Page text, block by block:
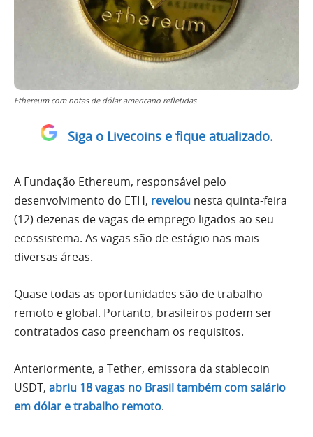
Ethereum com notas de dólar americano refletidas
Siga o Livecoins e fique atualizado.
A Fundação Ethereum, responsável pelo
desenvolvimento do ETH, revelou nesta quinta-feira
(12) dezenas de vagas de emprego ligados ao seu
ecossistema. As vagas são de estágio nas mais
diversas áreas.
Quase todas as oportunidades são de trabalho
remoto e global. Portanto, brasileiros podem ser
contratados caso preencham os requisitos.
Anteriormente, a Tether, emissora da stablecoin
USDT, abriu 18 vagas no Brasil também com salário
em dólar e trabalho remoto.